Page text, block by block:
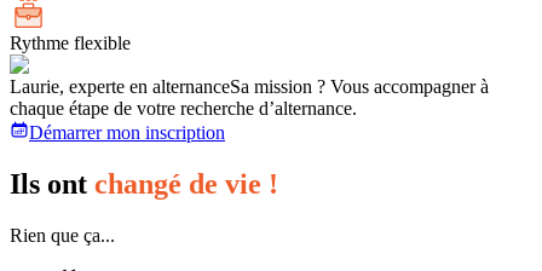
Rythme flexible
Laurie, experte en alternanceSa mission ? Vous accompagner à
chaque étape de votre recherche d’alternance.
Démarrer mon inscription
Ils ont changé de vie !
Rien que ça...